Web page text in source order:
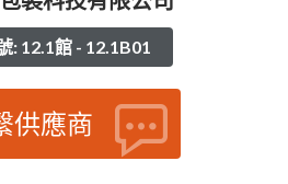
: 12.1館 - 12.1B01
供應商